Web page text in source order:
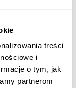
treści
i
o tym, jak
partnerom
umożliwiamy
UE korzystanie z
— gwarantując